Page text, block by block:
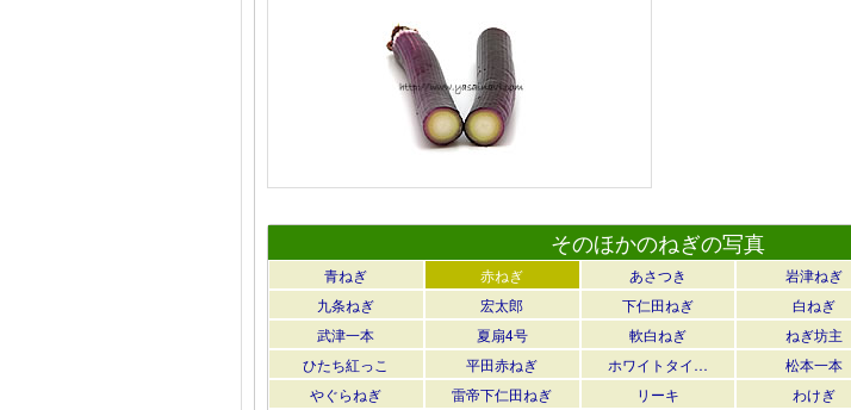
そのほかのねぎの写真
青ねぎ 赤ねぎ あさつき 岩津ねぎ
九条ねぎ
宏太郎 下仁田ねぎ 白ねぎ
武津一本
夏扇4号 軟白ねぎ ねぎ坊主
ひたち紅っこ
平田赤ねぎ ホワイトタイ… 松本一本
やぐらねぎ
雷帝下仁田ねぎ リーキ わけぎ